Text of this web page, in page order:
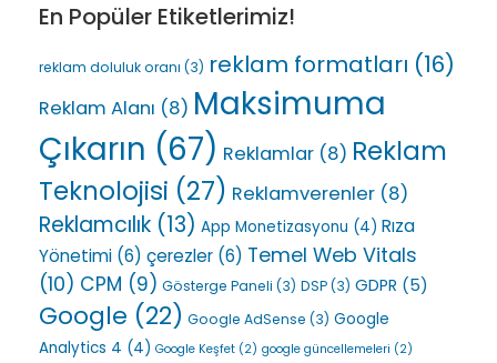
En Popüler Etiketlerimiz!
reklam doluluk oranı (3) reklam formatları (16)
Reklam Alanı (8) Maksimuma
Çıkarın (67) Reklamlar (8) Reklam
Teknolojisi (27) Reklamverenler (8)
Reklamcılık (13) App Monetizasyonu (4) Rıza
Yönetimi (6) çerezler (6) Temel Web Vitals
(10) CPM (9) Gösterge Paneli (3) DSP(3) GDPR (5)
Google (22) Google AdSense (3) Google
Analytics 4 (4) Google Keşfet (2) google güncellemeleri (2)